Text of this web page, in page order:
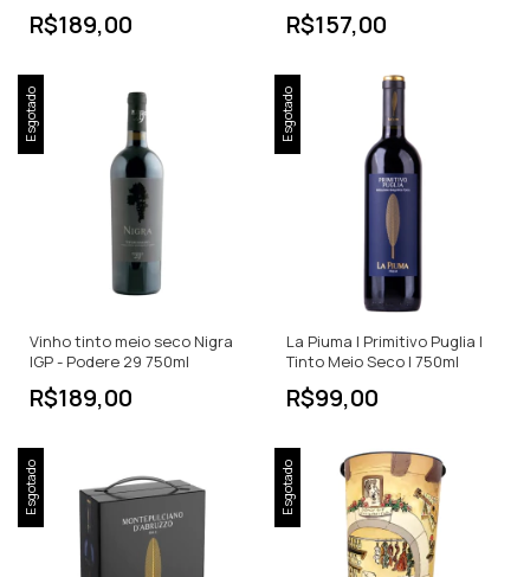
R$189,00 R$157,00
Esgotado
Vinho tinto meio seco Nigra
IGP - Podere 29 750ml
R$189,00
Esgotado
La Piuma | Primitivo Puglia |
Tinto Meio Seco | 750ml
R$99,00
Esgotado Esgotado